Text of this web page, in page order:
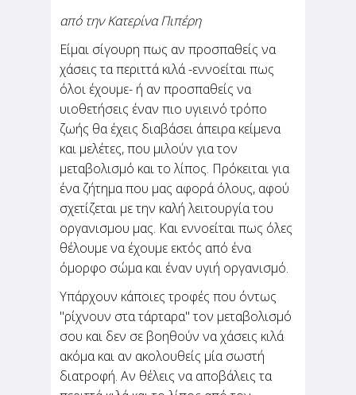
Ποιες τροφές βοηθούν τον
μεταβολισμό σου;
από την Κατερίνα Πιπέρη
Είμαι σίγουρη πως αν προσπαθείς να χάσεις
τα περιττά κιλά -εννοείται πως όλοι έχουμε- ή
αν προσπαθείς να υιοθετήσεις έναν πιο
υγιεινό...
Θεωρείς "ταμπού" να
πηγαίνεις για καφέ μόνη
σου;
Σου γράφω από ένα καφέ. Πολύ κεντρικό στην
περιοχή που μένω, πολύ μοδάτο, πολύ
ωραίο. Γιατί το παινεύω τόσο; Για να
διευκρινίσω πως κάθομαι εδώ και πίνω μόνη
μου καφέ. Για μένα...
από την Κατερίνα Πιπέρη
Είμαι σίγουρη πως αν προσπαθείς να
χάσεις τα περιττά κιλά -εννοείται πως
όλοι έχουμε- ή αν προσπαθείς να
υιοθετήσεις έναν πιο υγιεινό τρόπο
ζωής θα έχεις διαβάσει άπειρα κείμενα
και μελέτες, που μιλούν για τον
μεταβολισμό και το λίπος. Πρόκειται για
ένα ζήτημα που μας αφορά όλους, αφού
σχετίζεται με την καλή λειτουργία του
οργανισμου μας. Και εννοείται πως όλες
θέλουμε να έχουμε εκτός από ένα
όμορφο σώμα και έναν υγιή οργανισμό.
Υπάρχουν κάποιες τροφές που όντως
"ρίχνουν στα τάρταρα" τον μεταβολισμό
σου και δεν σε βοηθούν να χάσεις κιλά
ακόμα και αν ακολουθείς μία σωστή
διατροφή. Αν θέλεις να αποβάλεις τα